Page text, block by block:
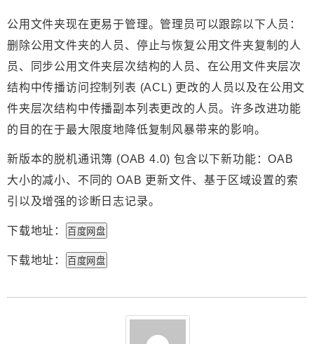
公用文件夹现在更易于管理。管理员可以跟踪以下人员：
删除公用文件夹的人员、停止与恢复公用文件夹复制的人
员、同步公用文件夹层次结构的人员、在公用文件夹层次
结构中传播访问控制列表 (ACL) 更改的人员以及在公用文
件夹层次结构中传播副本列表更改的人员。许多改进功能
的目的在于最大限度地降低复制风暴带来的影响。
新版本的脱机通讯簿 (OAB 4.0) 包含以下新功能：OAB
大小的减小、不同的 OAB 更新文件、基于区域设置的索
引以及增强的诊断日志记录。
下载地址： 百度网盘
下载地址： 百度网盘